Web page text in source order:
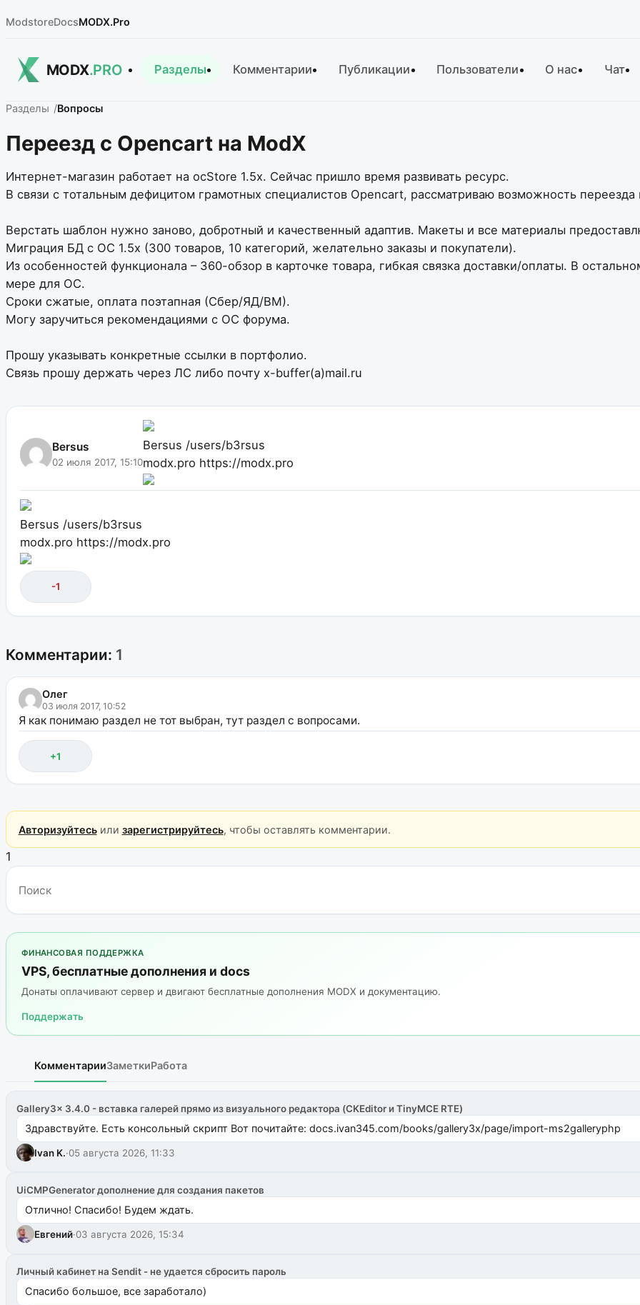
ModstoreDocsMODX.Pro
MODX.PRO Разделы Комментарии Публикации Пользователи О нас Чат
Разделы Вопросы
Переезд с Opencart на ModX
Интернет-магазин работает на ocStore 1.5x. Сейчас пришло время развивать ресурс.
В связи с тотальным дефицитом грамотных специалистов Opencart, рассматриваю возможность переезда
Верстать шаблон нужно заново, добротный и качественный адаптив. Макеты и все материалы
Миграция БД с ОС 1.5х (300 товаров, 10 категорий, желательно заказы и покупатели).
Из особенностей функционала – 360-обзор в карточке товара, гибкая связка доставки/оплаты. В
мере для OC.
Сроки сжатые, оплата поэтапная (Сбер/ЯД/ВМ).
Могу заручиться рекомендациями с OC форума.
Прошу указывать конкретные ссылки в портфолио.
Связь прошу держать через ЛС либо почту x-buffer(а)mail.ru
Bersus
02 июля 2017, 15:10
Bersus /users/b3rsus
modx.pro https://modx.pro
Bersus /users/b3rsus
modx.pro https://modx.pro
-1
Комментарии: 1
Олег
03 июля 2017, 10:52
Я как понимаю раздел не тот выбран, тут раздел с вопросами.
+1
Авторизуйтесьили зарегистрируйтесь, чтобы оставлять комментарии.
1
ФИНАНСОВАЯ ПОДДЕРЖКА
VPS, бесплатные дополнения и docs
Донаты оплачивают сервер и двигают бесплатные дополнения MODX и документацию.
Поддержать
КомментарииЗаметкиРабота
Gallery3x 3.4.0 - вставка галерей прямо из визуального редактора (CKEditor и TinyMCE RTE)
Здравствуйте. Есть консольный скрипт Вот почитайте: docs.ivan345.com/books/gallery3x/page/import-ms2galleryphp
Ivan K.·05 августа 2026, 11:33
UiCMPGenerator дополнение для создания пакетов
Отлично! Спасибо! Будем ждать.
Евгений·03 августа 2026, 15:34
Личный кабинет на Sendit - не удается сбросить пароль
Спасибо большое, все заработало)